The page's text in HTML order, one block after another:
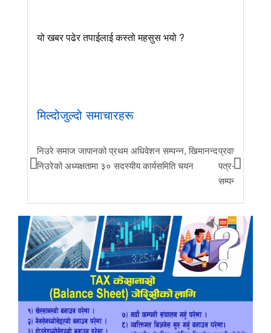
यो खबर पढेर तपाईलाई कस्तो महसुस भयो ?
मिल्दोजुल्दो समाचारहरू
निउरे समाज जापानको प्रथम अधिवेशन सम्पन्न, खिमानन्द
निउरेको अध्यक्षतामा ३० सदस्यीय कार्यसमिति चयन
प्रवास र
पत्र-२०२६
सम्पन्न